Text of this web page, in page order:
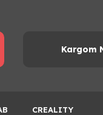
Kargom
CREALITY